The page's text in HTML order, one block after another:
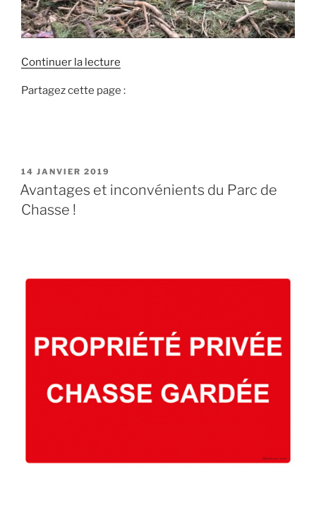
Continuer la lecture
«
a
l
n
l
i
Partagez cette page :
P
U
B
L
14 JANVIER 2019
Avantages et inconvénients du Parc de
Chasse !